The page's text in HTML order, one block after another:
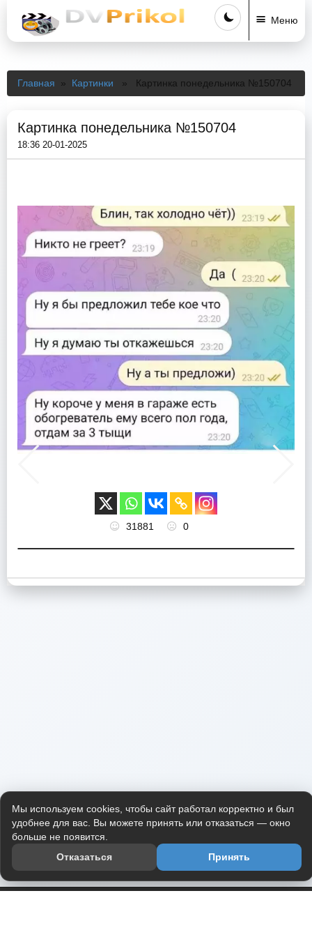
Меню
Главная » Картинки » Картинка понедельника №150704
Картинка понедельника №150704
18:36 20-01-2025
31881 0
Мы используем cookies, чтобы сайт работал корректно и был
удобнее для вас. Вы можете принять или отказаться — окно
больше не появится.
Отказаться
Принять